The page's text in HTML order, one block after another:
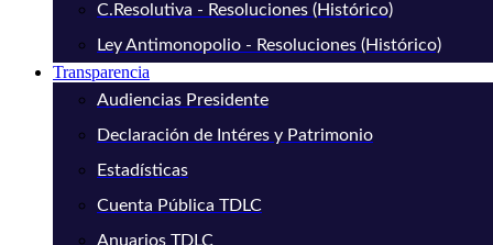
C.Resolutiva - Resoluciones (Histórico)
Ley Antimonopolio - Resoluciones (Histórico)
Transparencia
Audiencias Presidente
Declaración de Intéres y Patrimonio
Estadísticas
Cuenta Pública TDLC
Anuarios TDLC